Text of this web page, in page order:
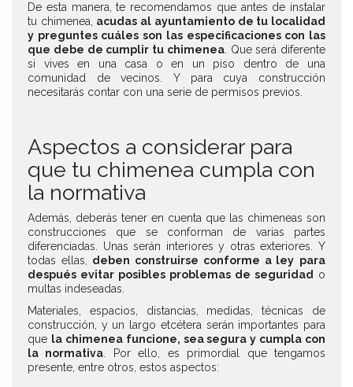
De esta manera, te recomendamos que antes de instalar
tu chimenea, acudas al ayuntamiento de tu localidad
y preguntes cuáles son las especificaciones con las
que debe de cumplir tu chimenea. Que será diferente
si vives en una casa o en un piso dentro de una
comunidad de vecinos. Y para cuya construcción
necesitarás contar con una serie de permisos previos.
Aspectos a considerar para
que tu chimenea cumpla con
la normativa
Además, deberás tener en cuenta que las chimeneas son
construcciones que se conforman de varias partes
diferenciadas. Unas serán interiores y otras exteriores. Y
todas ellas, deben construirse conforme a ley para
después evitar posibles problemas de seguridad o
multas indeseadas.
Materiales, espacios, distancias, medidas, técnicas de
construcción, y un largo etcétera serán importantes para
que la chimenea funcione, sea segura y cumpla con
la normativa. Por ello, es primordial que tengamos
presente, entre otros, estos aspectos: